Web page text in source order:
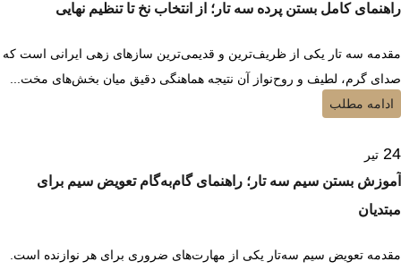
راهنمای کامل بستن پرده سه تار؛ از انتخاب نخ تا تنظیم نهایی
مقدمه سه تار یکی از ظریف‌ترین و قدیمی‌ترین سازهای زهی ایرانی است که
صدای گرم، لطیف و روح‌نواز آن نتیجه هماهنگی دقیق میان بخش‌های مخت...
ادامه مطلب
24 تیر
آموزش بستن سیم سه تار؛ راهنمای گام‌به‌گام تعویض سیم برای
مبتدیان
مقدمه تعویض سیم سه‌تار یکی از مهارت‌های ضروری برای هر نوازنده است.